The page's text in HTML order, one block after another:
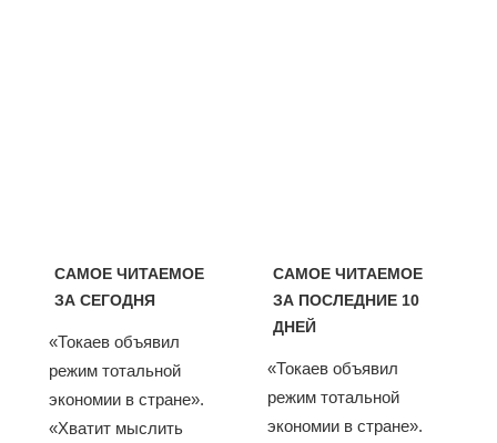
САМОЕ ЧИТАЕМОЕ
ЗА СЕГОДНЯ
«Токаев объявил
режим тотальной
экономии в стране».
«Хватит мыслить
САМОЕ ЧИТАЕМОЕ
ЗА ПОСЛЕДНИЕ 10
ДНЕЙ
«Токаев объявил
режим тотальной
экономии в стране».